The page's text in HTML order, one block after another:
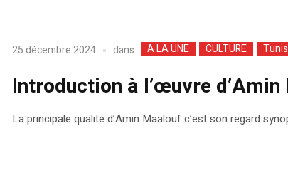
25 décembre 2024 dans A LA UNE CULTURE
Introduction à l’œuvre
La principale qualité d’Amin Maalouf c’est son regard